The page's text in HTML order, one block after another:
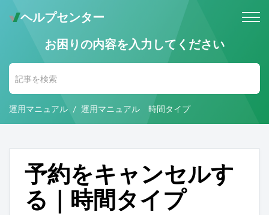
ヘルプセンター
メールでのお問い合わせ
お電話・ Web会議にて対応いたします。
お困りの内容を入力してください
運用マニュアル 運用マニュアル 時間タイプ
予約をキャンセルす
る｜時間タイプ